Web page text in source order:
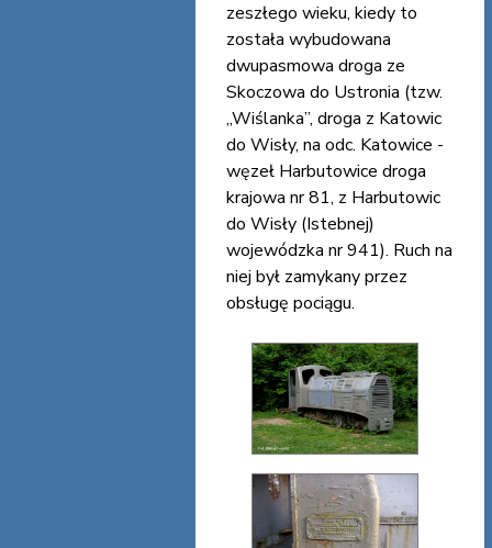
zeszłego wieku, kiedy to
została wybudowana
dwupasmowa droga ze
Skoczowa do Ustronia (tzw.
„Wiślanka”, droga z Katowic
do Wisły, na odc. Katowice -
węzeł Harbutowice droga
krajowa nr 81, z Harbutowic
do Wisły (Istebnej)
wojewódzka nr 941). Ruch na
niej był zamykany przez
obsługę pociągu.